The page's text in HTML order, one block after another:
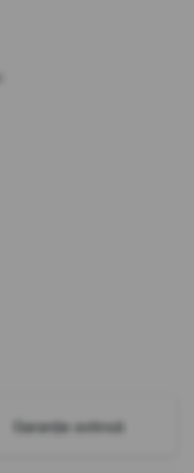
Garanție extinsă